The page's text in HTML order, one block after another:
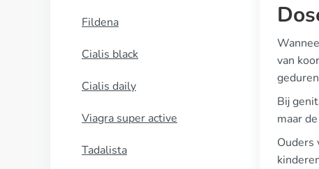
Fildena
Cialis black
Cialis daily
Viagra super active
Tadalista
van
Bij
maar
Ouders